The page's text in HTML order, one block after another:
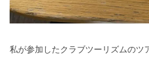
私が参加したクラブツーリズムのツ